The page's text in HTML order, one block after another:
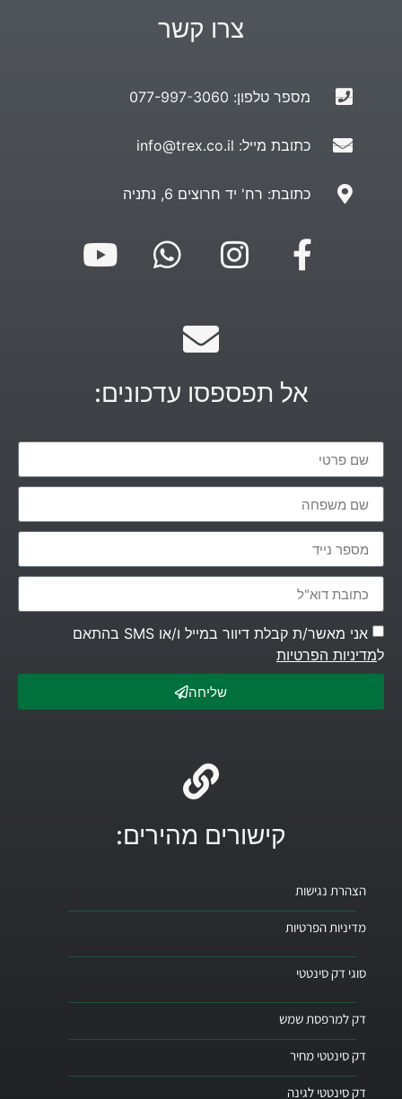
צרו קשר
מספר טלפון: 077-997-3060
כתובת מייל: info@trex.co.il
כתובת: רח' יד חרוצים 6, נתניה
אל תפספסו עדכונים:
אני מאשר/ת קבלת דיוור במייל ו/או SMS בהתאם
למדיניות הפרטיות
שליחה
קישורים מהירים:
הצהרת נגישות
מדיניות הפרטיות
סוגי דק סינטטי
דק למרפסת שמש
דק סינטטי מחיר
דק סינטטי לגינה